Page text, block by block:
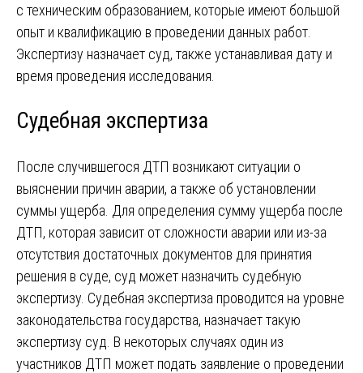
с техническим образованием, которые имеют большой
опыт и квалификацию в проведении данных работ.
Экспертизу назначает суд, также устанавливая дату и
время проведения исследования.
Судебная экспертиза
После случившегося ДТП возникают ситуации о
выяснении причин аварии, а также об установлении
суммы ущерба. Для определения сумму ущерба после
ДТП, которая зависит от сложности аварии или из-за
отсутствия достаточных документов для принятия
решения в суде, суд может назначить судебную
экспертизу. Судебная экспертиза проводится на уровне
законодательства государства, назначает такую
экспертизу суд. В некоторых случаях один из
участников ДТП может подать заявление о проведении